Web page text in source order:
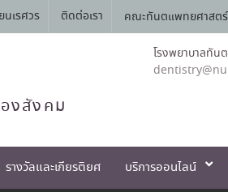
นเรศวร ติดต่อเรา คณะทันตแพทยศาสต
งสังคม
โรงพยาบาลทัน
รางวัลและเกียรติยศ บริการออนไลน์